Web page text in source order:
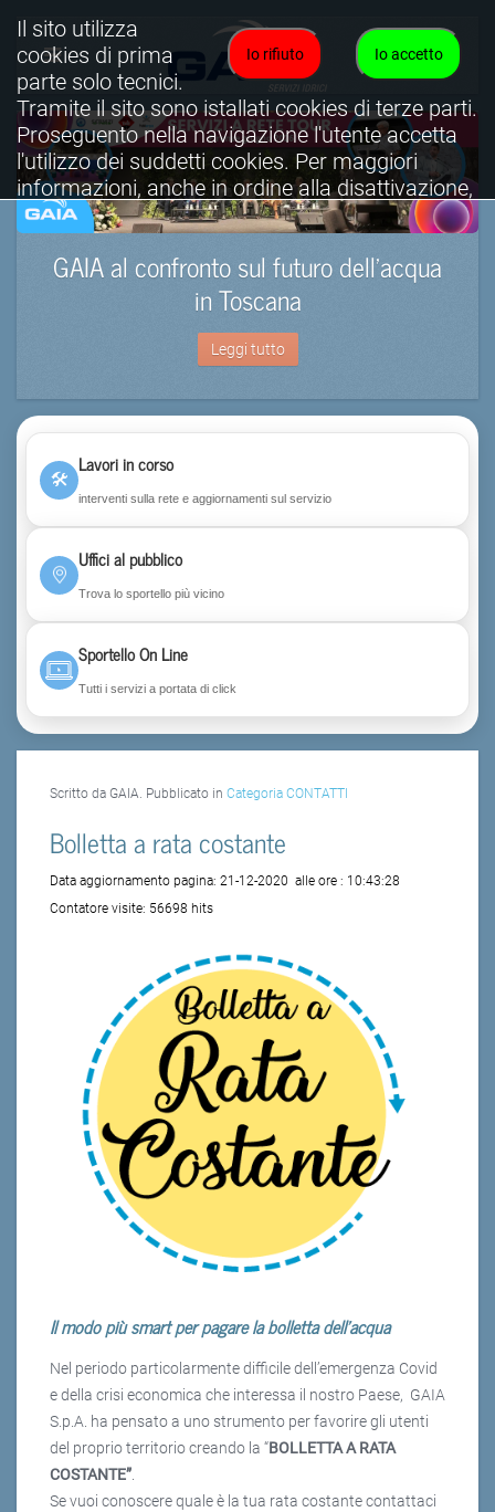
GAIA al confronto sul futuro dell’acqua
in Toscana
Leggi tutto
🛠
Lavori in corso
interventi sulla rete e aggiornamenti sul servizio
Uffici al pubblico
Trova lo sportello più vicino
Sportello On Line
Tutti i servizi a portata di click
Scritto da GAIA. Pubblicato in Categoria CONTATTI
Bolletta a rata costante
Data aggiornamento pagina: 21-12-2020 alle ore : 10:43:28
Contatore visite: 56698 hits
Il modo più smart per pagare la bolletta dell'acqua
Nel periodo particolarmente difficile dell’emergenza Covid
e della crisi economica che interessa il nostro Paese, GAIA
S.p.A. ha pensato a uno strumento per favorire gli utenti
del proprio territorio creando la “BOLLETTA A RATA
COSTANTE”.
Se vuoi conoscere quale è la tua rata costante contattaci
Io accetto
Io rifiuto
Il sito utilizza
cookies di prima
parte solo tecnici.
Tramite il sito sono istallati cookies di terze parti.
Proseguento nella navigazione l'utente accetta
l'utilizzo dei suddetti cookies. Per maggiori
informazioni, anche in ordine alla disattivazione,
è possibile consultare l'informativa cookies
completa.
Visualizza informativa completa.